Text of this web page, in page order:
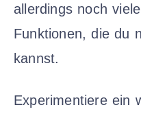
allerdings noch
Funktionen, die du
kannst.
Experimentiere ein